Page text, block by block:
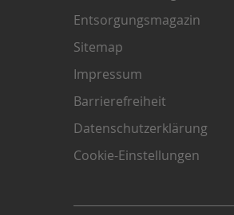
Entsorgungsmagazin
Sitemap
Impressum
Barrierefreiheit
Datenschutzerklärung
Cookie-Einstellungen